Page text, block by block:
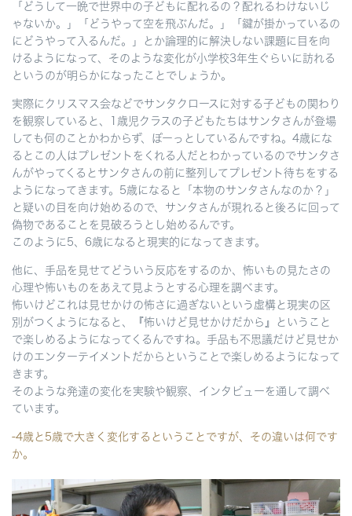
「どうして一晩で世界中の子どもに配れるの？配れるわけないじ
ゃないか。」「どうやって空を飛ぶんだ。」「鍵が掛かっているの
にどうやって入るんだ。」とか論理的に解決しない課題に目を向
けるようになって、そのような変化が小学校3年生ぐらいに訪れる
というのが明らかになったことでしょうか。
実際にクリスマス会などでサンタクロースに対する子どもの関わり
を観察していると、1歳児クラスの子どもたちはサンタさんが登場
しても何のことかわからず、ぼーっとしているんですね。4歳にな
るとこの人はプレゼントをくれる人だとわかっているのでサンタさ
んがやってくるとサンタさんの前に整列してプレゼント待ちをする
ようになってきます。5歳になると「本物のサンタさんなのか？」
と疑いの目を向け始めるので、サンタさんが現れると後ろに回って
偽物であることを見破ろうとし始めるんです。
このように5、6歳になると現実的になってきます。
他に、手品を見せてどういう反応をするのか、怖いもの見たさの
心理や怖いものをあえて見ようとする心理を調べます。
怖いけどこれは見せかけの怖さに過ぎないという虚構と現実の区
別がつくようになると、『怖いけど見せかけだから』ということ
で楽しめるようになってくるんですね。手品も不思議だけど見せか
けのエンターテイメントだからということで楽しめるようになって
きます。
そのような発達の変化を実験や観察、インタビューを通して調べ
ています。
-4歳と5歳で大きく変化するということですが、その違いは何です
か。